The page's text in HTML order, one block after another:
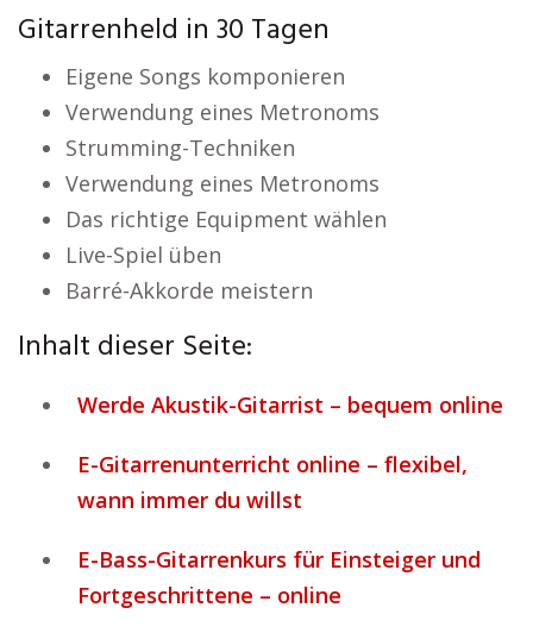
Gitarrenheld in 30 Tagen
Eigene Songs komponieren
Verwendung eines Metronoms
Strumming-Techniken
Verwendung eines Metronoms
Das richtige Equipment wählen
Live-Spiel üben
Barré-Akkorde meistern
Inhalt dieser Seite:
Werde Akustik-Gitarrist – bequem online
E-Gitarrenunterricht online – flexibel,
wann immer du willst
E-Bass-Gitarrenkurs für Einsteiger und
Fortgeschrittene – online